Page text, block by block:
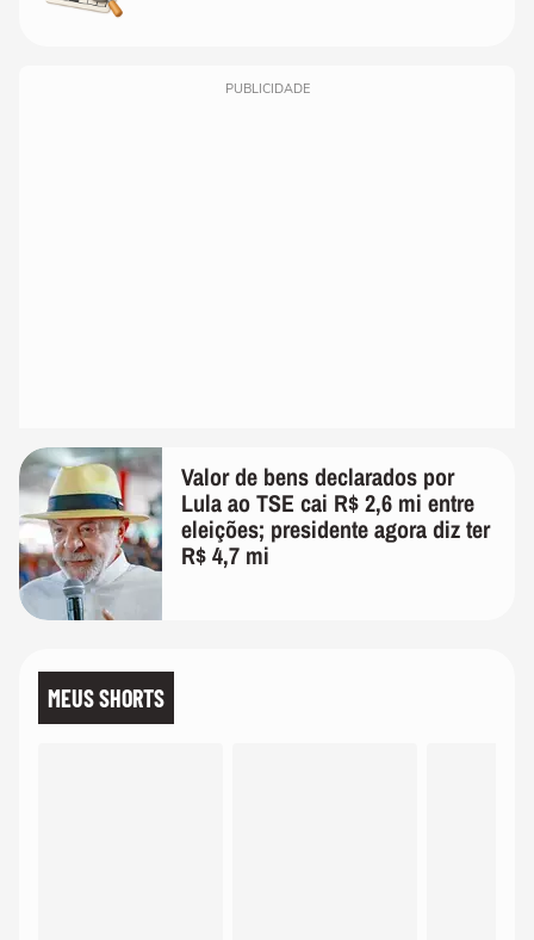
PUBLICIDADE
Valor de bens declarados por
Lula ao TSE cai R$ 2,6 mi entre
eleições; presidente agora diz ter
R$ 4,7 mi
MEUS SHORTS